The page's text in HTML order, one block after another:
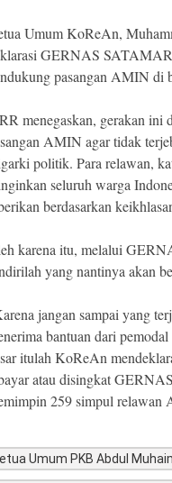
Umum KoReAn,
GERNAS
pasangan AMIN di
menegaskan, gerakan ini
AMIN agar tidak
politik. Para relawan,
seluruh warga
berdasarkan
karena itu, melalui
yang nantinya akan
jangan sampai yang
bantuan dari
itulah KoReAn
atau disingkat
259 simpul relawan
Umum PKB Abdul